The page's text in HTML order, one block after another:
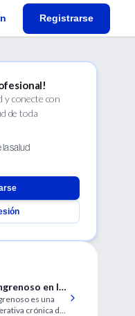
Registrarse
y conecte con
de toda
la salud
en la
es una
crónica de